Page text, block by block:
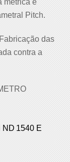
Pitch.
das
contra a
ND 1540 E